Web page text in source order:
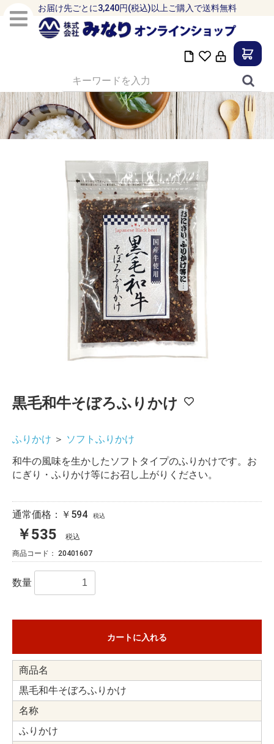
お届け先ごとに3,240円(税込)以上ご購入で送料無料
黒毛和牛そぼろふりかけ
ふりかけ ＞ ソフトふりかけ
和牛の風味を生かしたソフトタイプのふりかけです。お
にぎり・ふりかけ等にお召し上がりください。
通常価格：￥594 税込
￥535
税込
商品コード： 20401607
数量
カートに入れる
商品名
黒毛和牛そぼろふりかけ
名称
ふりかけ